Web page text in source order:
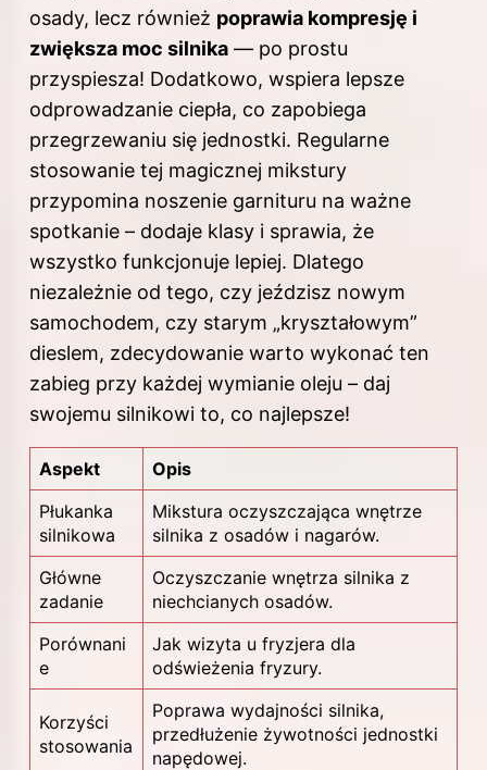
osady, lecz również poprawia kompresję i
zwiększa moc silnika — po prostu
przyspiesza! Dodatkowo, wspiera lepsze
odprowadzanie ciepła, co zapobiega
przegrzewaniu się jednostki. Regularne
stosowanie tej magicznej mikstury
przypomina noszenie garnituru na ważne
spotkanie – dodaje klasy i sprawia, że
wszystko funkcjonuje lepiej. Dlatego
niezależnie od tego, czy jeździsz nowym
samochodem, czy starym „kryształowym”
dieslem, zdecydowanie warto wykonać ten
zabieg przy każdej wymianie oleju – daj
swojemu silnikowi to, co najlepsze!
Aspekt
Opis
Płukanka
silnikowa
Mikstura oczyszczająca wnętrze
silnika z osadów i nagarów.
Główne
zadanie
Oczyszczanie wnętrza silnika z
niechcianych osadów.
Porównani
e
Jak wizyta u fryzjera dla
odświeżenia fryzury.
Korzyści
stosowania
Poprawa wydajności silnika,
przedłużenie żywotności jednostki
napędowej.